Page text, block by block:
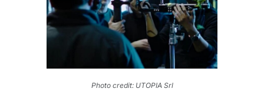
Photo credit: UTOPIA Srl